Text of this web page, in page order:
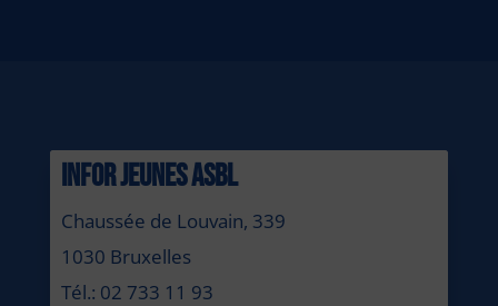
INFOR JEUNES ASBL
Chaussée de Louvain, 339
1030 Bruxelles
Tél.: 02 733 11 93